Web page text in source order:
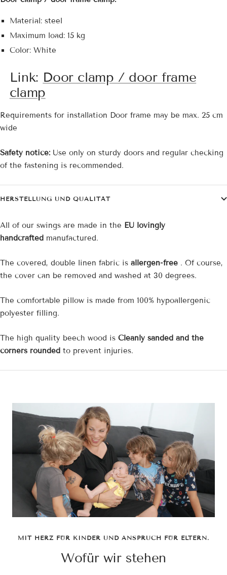
Material: steel
Maximum load: 15 kg
Color: White
Link: Door clamp / door frame
clamp
Requirements for installation Door frame may be max. 25 cm
wide
Safety notice: Use only on sturdy doors and regular checking
of the fastening is recommended.
HERSTELLUNG UND QUALITÄT
All of our swings are made in the EU lovingly
handcrafted manufactured.
The covered, double linen fabric is allergen-free . Of course,
the cover can be removed and washed at 30 degrees.
The comfortable pillow is made from 100% hypoallergenic
polyester filling.
The high quality beech wood is Cleanly sanded and the
corners rounded to prevent injuries.
MIT HERZ FÜR KINDER UND ANSPRUCH FÜR ELTERN.
Wofür wir stehen